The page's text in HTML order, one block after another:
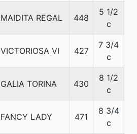
MAIDITA REGAL 448
5 1/2
c
VICTORIOSA VI 427
7 3/4
c
GALIA TORINA 430
8 1/2
c
FANCY LADY 471
8 3/4
c